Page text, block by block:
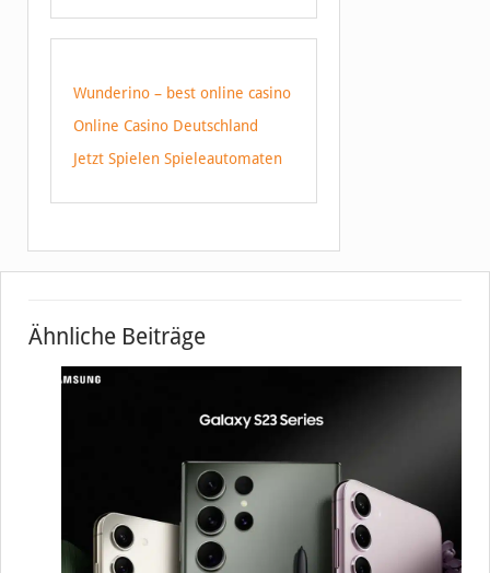
Wunderino – best online casino
Online Casino Deutschland
Jetzt Spielen Spieleautomaten
Ähnliche Beiträge